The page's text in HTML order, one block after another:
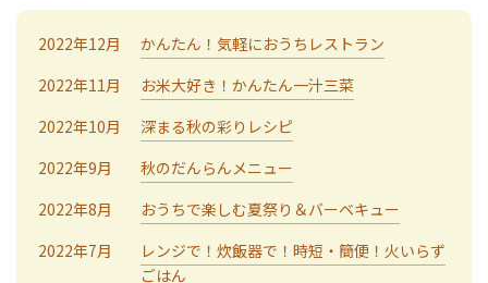
2022年12月
かんたん！気軽におうちレストラン
2022年11月
お米大好き！かんたん一汁三菜
2022年10月
深まる秋の彩りレシピ
2022年9月
秋のだんらんメニュー
2022年8月
おうちで楽しむ夏祭り＆バーベキュー
2022年7月
レンジで！炊飯器で！時短・簡便！火いらず
ごはん